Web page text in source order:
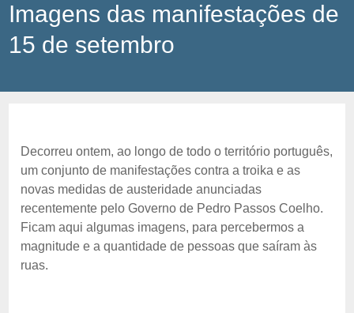
Imagens das manifestações de
15 de setembro
Decorreu ontem, ao longo de todo o território português,
um conjunto de manifestações contra a troika e as
novas medidas de austeridade anunciadas
recentemente pelo Governo de Pedro Passos Coelho.
Ficam aqui algumas imagens, para percebermos a
magnitude e a quantidade de pessoas que saíram às
ruas.